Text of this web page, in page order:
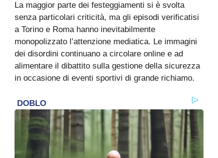
La maggior parte dei festeggiamenti si è svolta
senza particolari criticità, ma gli episodi verificatisi
a Torino e Roma hanno inevitabilmente
monopolizzato l’attenzione mediatica. Le immagini
dei disordini continuano a circolare online e ad
alimentare il dibattito sulla gestione della sicurezza
in occasione di eventi sportivi di grande richiamo.